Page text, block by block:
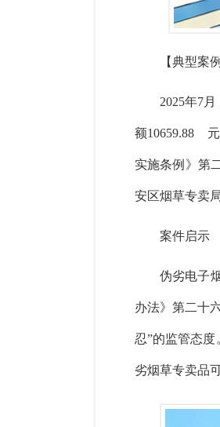
【典型案
2025年7
额10659.88
实施条例》第
安区烟草专卖
案件启示
伪劣电子
办法》第二十
忍”的监管态
劣烟草专卖品